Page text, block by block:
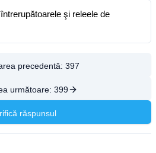
şi releele de
precedentă: 397
următoare: 399
răspunsul